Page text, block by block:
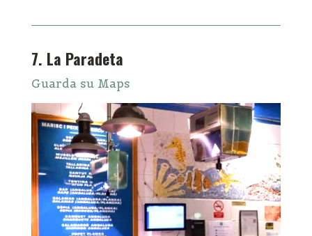
7. La Paradeta
Guarda su Maps